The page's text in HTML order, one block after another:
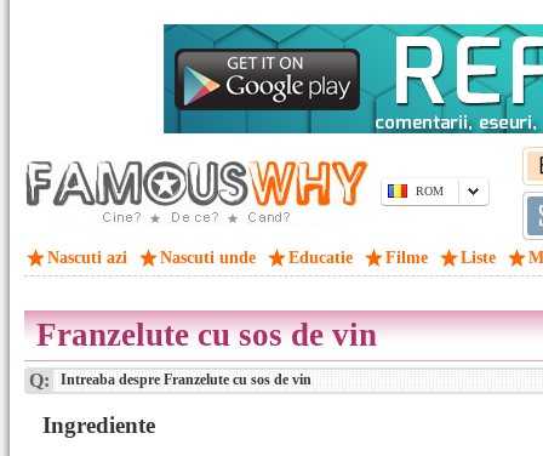
ROM
Nascuti azi Nascuti unde Educatie Filme Liste
Franzelute cu sos de vin
Q: Intreaba despre Franzelute cu sos de vin
Ingrediente